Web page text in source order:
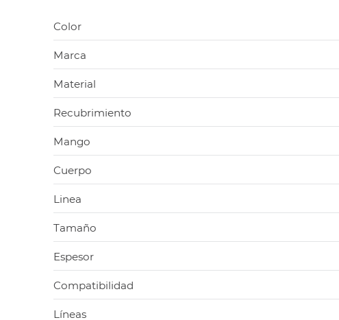
Color
Marca
Material
Recubrimiento
Mango
Cuerpo
Linea
Tamaño
Espesor
Compatibilidad
Líneas